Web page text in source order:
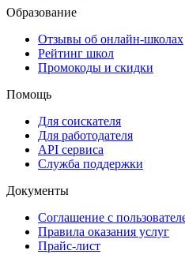
Образование
Отзывы об онлайн-школах
Рейтинг школ
Промокоды и скидки
Помощь
Для соискателя
Для работодателя
API сервиса
Служба поддержки
Документы
Соглашение с
Правила оказания услуг
Прайс-лист